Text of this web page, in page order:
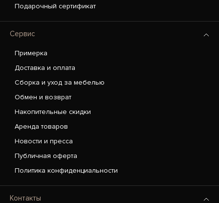
Подарочный сертификат
Сервис
Примерка
Доставка и оплата
Сборка и уход за мебелью
Обмен и возврат
Накопительные скидки
Аренда товаров
Новости и пресса
Публичная оферта
Политика конфиденциальности
Контакты